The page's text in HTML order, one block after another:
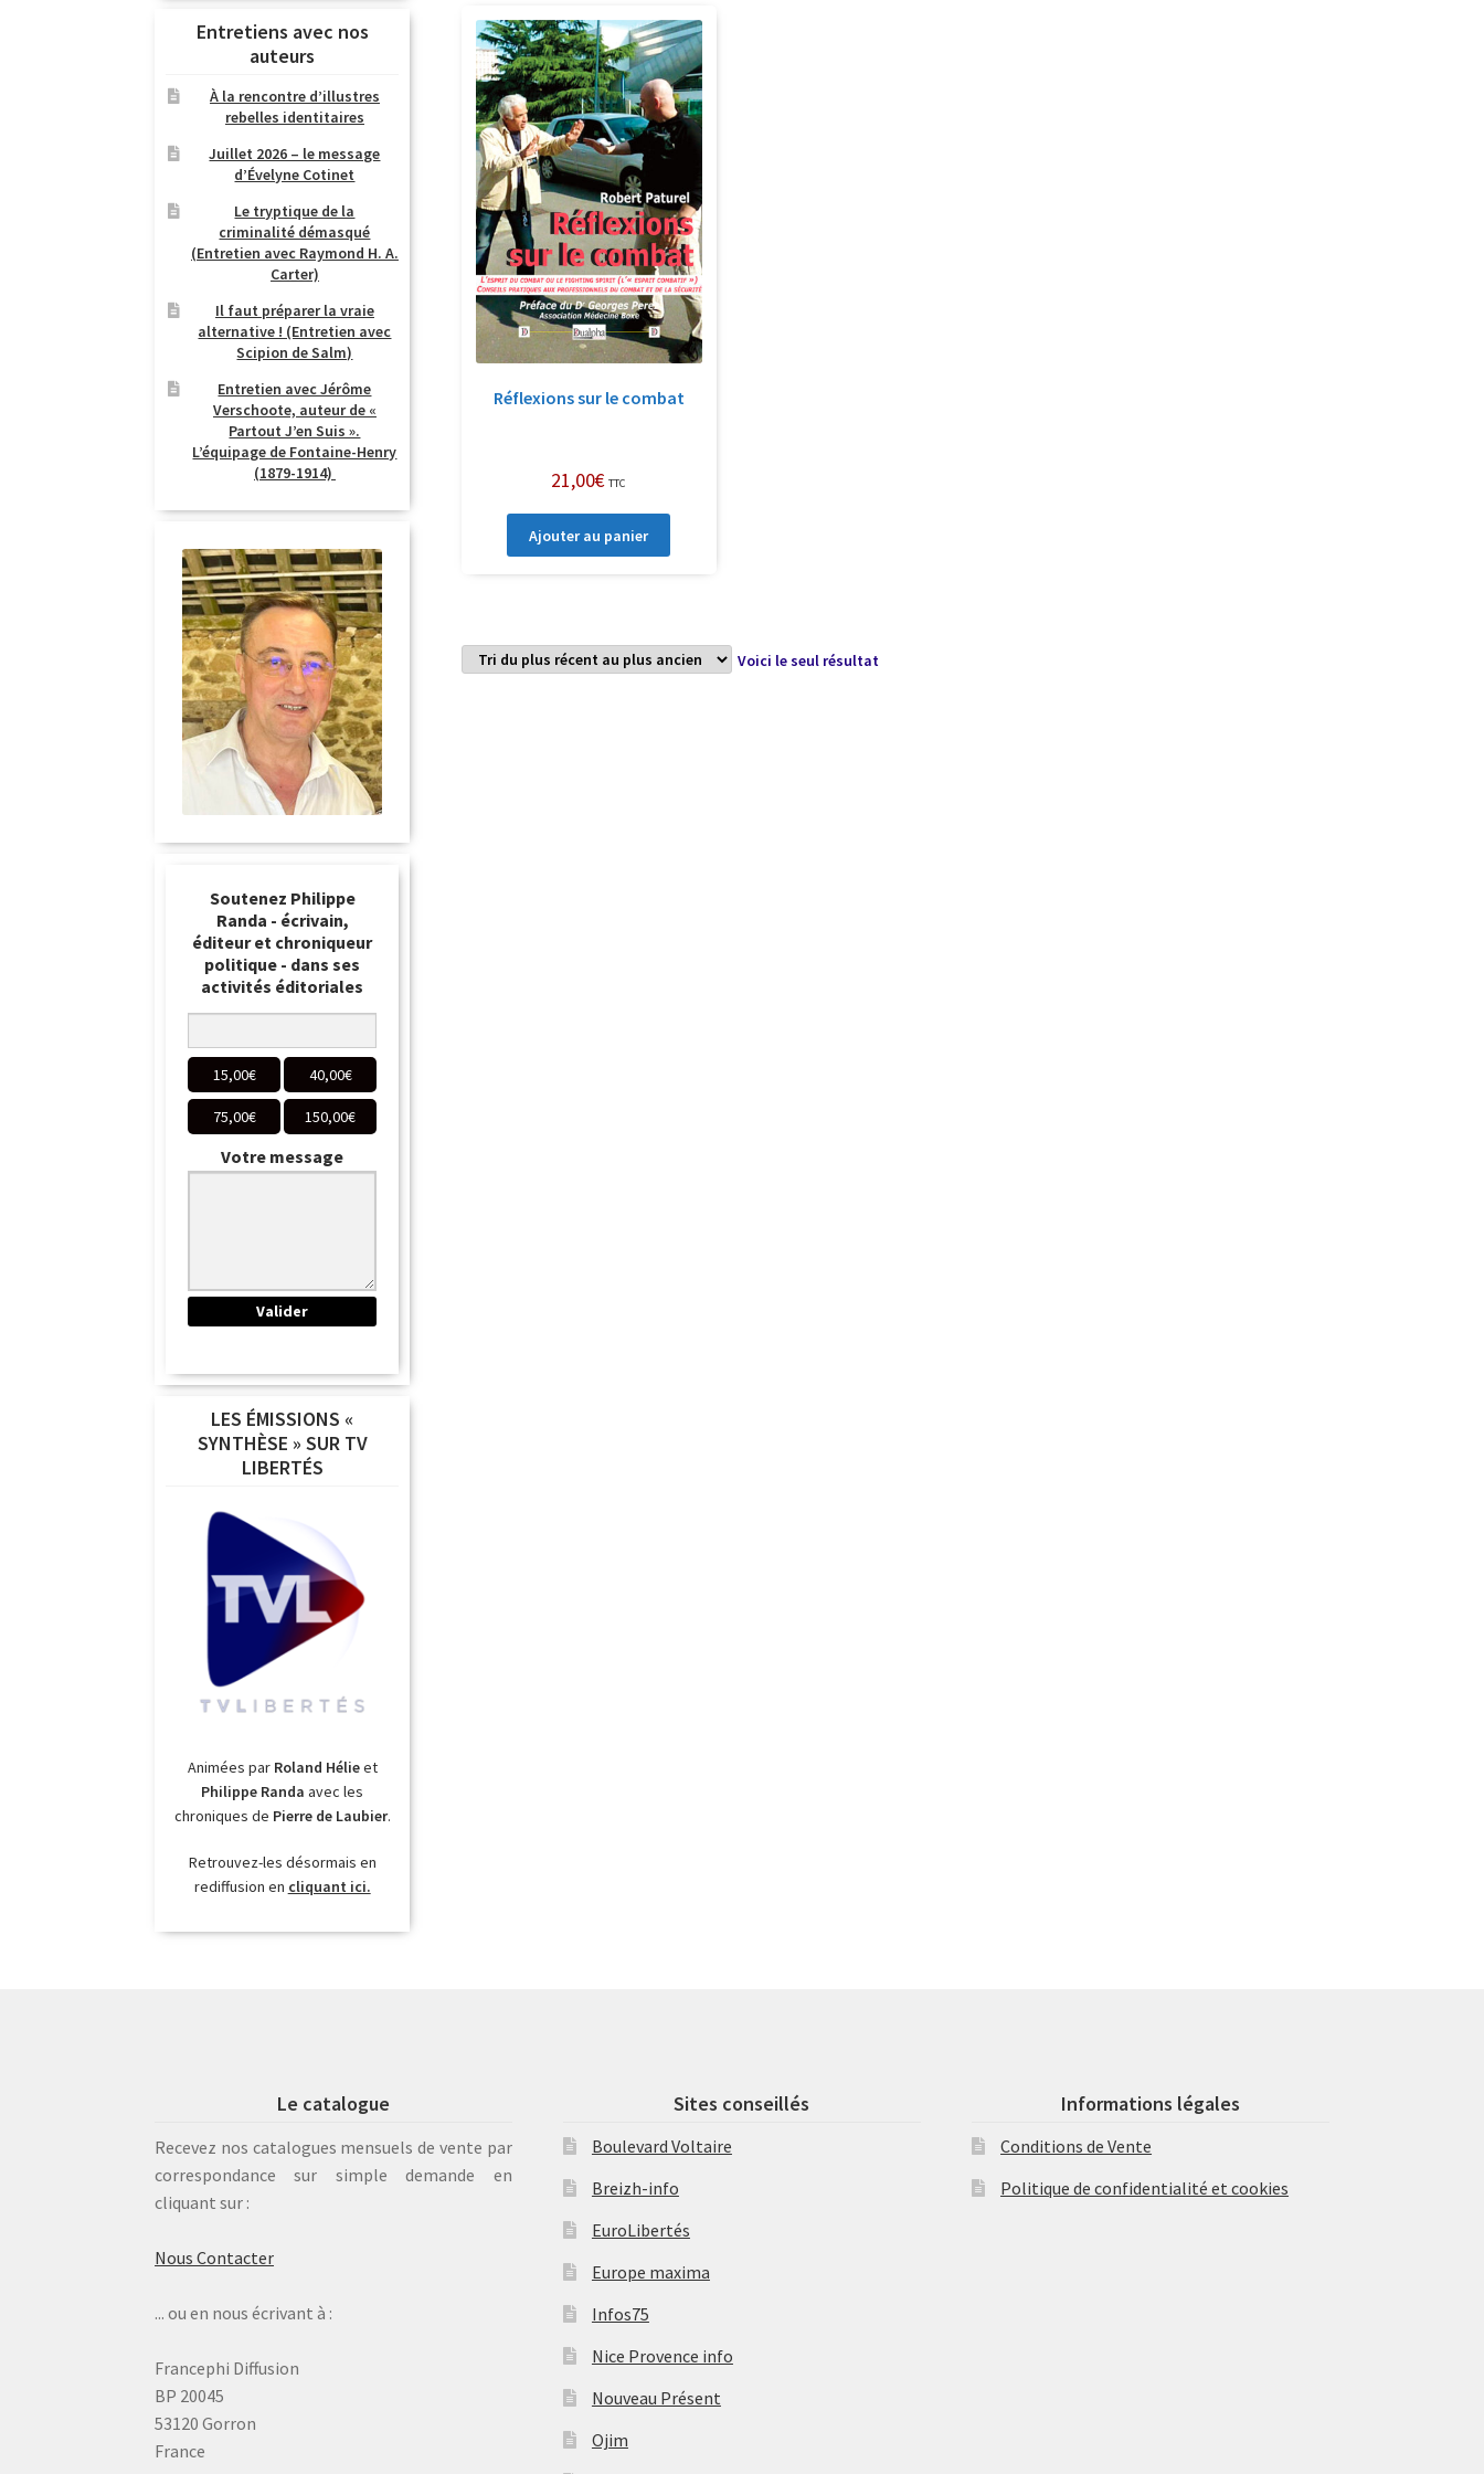
Réflexions sur le combat
21,00€ TTC
Ajouter au panier
Voici le seul résultat
Entretiens avec nos
auteurs
À la rencontre d’illustres
rebelles identitaires
Juillet 2026 – le message
d’Évelyne Cotinet
Le tryptique de la
criminalité démasqué
(Entretien avec Raymond H. A.
Carter)
Il faut préparer la vraie
alternative ! (Entretien avec
Scipion de Salm)
Entretien avec Jérôme
Verschoote, auteur de «
Partout J’en Suis ».
L’équipage de Fontaine-Henry
(1879-1914)
Soutenez Philippe
Randa - écrivain,
éditeur et chroniqueur
politique - dans ses
activités éditoriales
15,00€ 40,00€
75,00€ 150,00€
Votre message
LES ÉMISSIONS «
SYNTHÈSE » SUR TV
LIBERTÉS
Animées par Roland Hélieet
Philippe Randa avec les
chroniques de Pierre de Laubier.
Retrouvez-les désormais en
rediffusion en cliquant ici.
Le catalogue
Recevez nos catalogues mensuels de vente par
correspondance sur simple demande en
cliquant sur :
Nous Contacter
... ou en nous écrivant à :
Francephi Diffusion
BP 20045
53120 Gorron
France
Sites conseillés
Boulevard Voltaire
Breizh-info
EuroLibertés
Europe maxima
Infos75
Nice Provence info
Nouveau Présent
Ojim
Informations légales
Conditions de Vente
Politique de confidentialité et cookies